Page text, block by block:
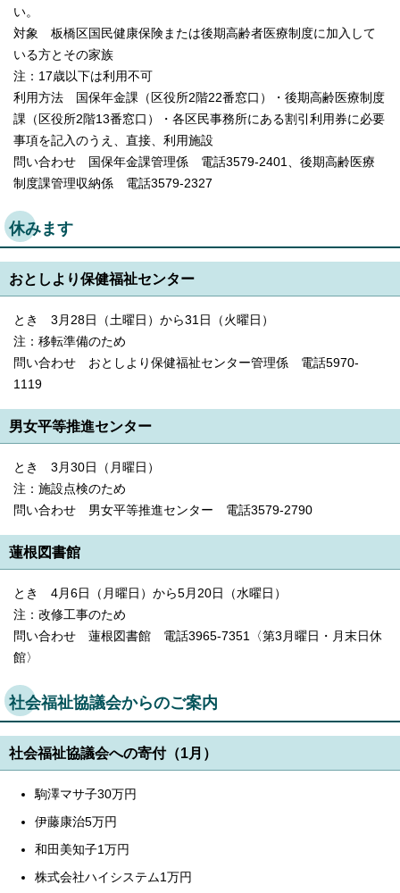
い。
対象 板橋区国民健康保険または後期高齢者医療制度に加入して
いる方とその家族
注：17歳以下は利用不可
利用方法 国保年金課（区役所2階22番窓口）・後期高齢医療制度
課（区役所2階13番窓口）・各区民事務所にある割引利用券に必要
事項を記入のうえ、直接、利用施設
問い合わせ 国保年金課管理係 電話3579-2401、後期高齢医療
制度課管理収納係 電話3579-2327
休みます
おとしより保健福祉センター
とき 3月28日（土曜日）から31日（火曜日）
注：移転準備のため
問い合わせ おとしより保健福祉センター管理係 電話5970-
1119
男女平等推進センター
とき 3月30日（月曜日）
注：施設点検のため
問い合わせ 男女平等推進センター 電話3579-2790
蓮根図書館
とき 4月6日（月曜日）から5月20日（水曜日）
注：改修工事のため
問い合わせ 蓮根図書館 電話3965-7351〈第3月曜日・月末日休
館〉
社会福祉協議会からのご案内
社会福祉協議会への寄付（1月）
駒澤マサ子30万円
伊藤康治5万円
和田美知子1万円
株式会社ハイシステム1万円